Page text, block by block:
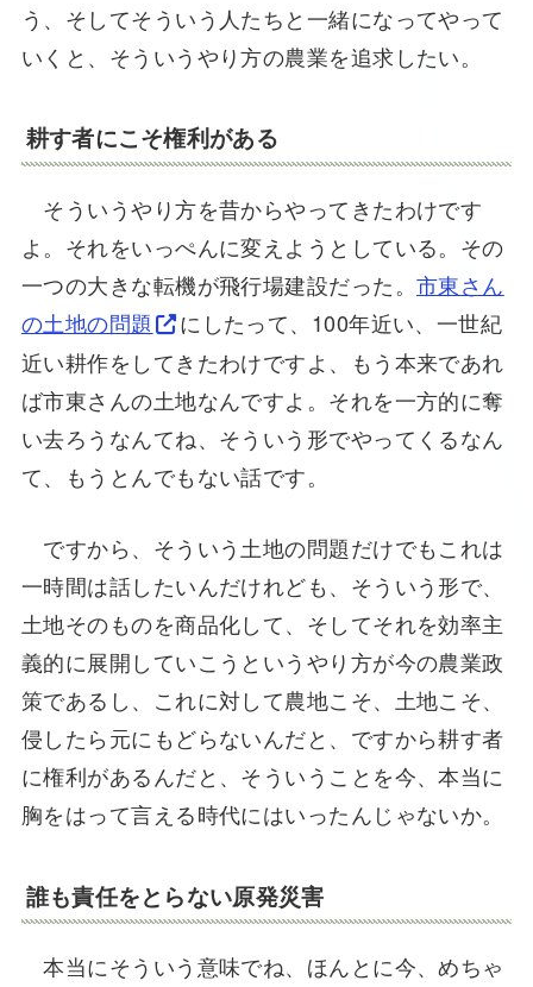
う、そしてそういう人たちと一緒になってやって
いくと、そういうやり方の農業を追求したい。
耕す者にこそ権利がある
そういうやり方を昔からやってきたわけです
よ。それをいっぺんに変えようとしている。その
一つの大きな転機が飛行場建設だった。市東さん
の土地の問題
にしたって、100年近い、一世紀
近い耕作をしてきたわけですよ、もう本来であれ
ば市東さんの土地なんですよ。それを一方的に奪
い去ろうなんてね、そういう形でやってくるなん
て、もうとんでもない話です。
ですから、そういう土地の問題だけでもこれは
一時間は話したいんだけれども、そういう形で、
土地そのものを商品化して、そしてそれを効率主
義的に展開していこうというやり方が今の農業政
策であるし、これに対して農地こそ、土地こそ、
侵したら元にもどらないんだと、ですから耕す者
に権利があるんだと、そういうことを今、本当に
胸をはって言える時代にはいったんじゃないか。
誰も責任をとらない原発災害
本当にそういう意味でね、ほんとに今、めちゃ